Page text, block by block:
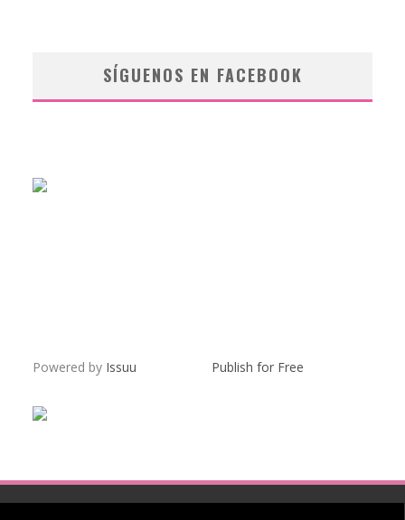
SÍGUENOS EN FACEBOOK
Powered by Issuu Publish for Free